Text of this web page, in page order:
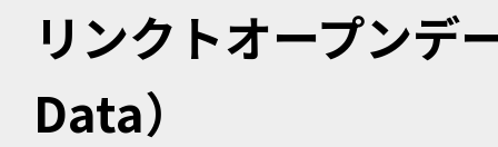
リンクトオープン
Data）